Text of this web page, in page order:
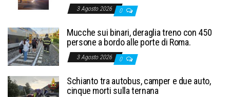
3 Agosto 2026 0
Mucche sui binari, deraglia treno con 450
persone a bordo alle porte di Roma.
3 Agosto 2026 0
Schianto tra autobus, camper e due auto,
cinque morti sulla ternana